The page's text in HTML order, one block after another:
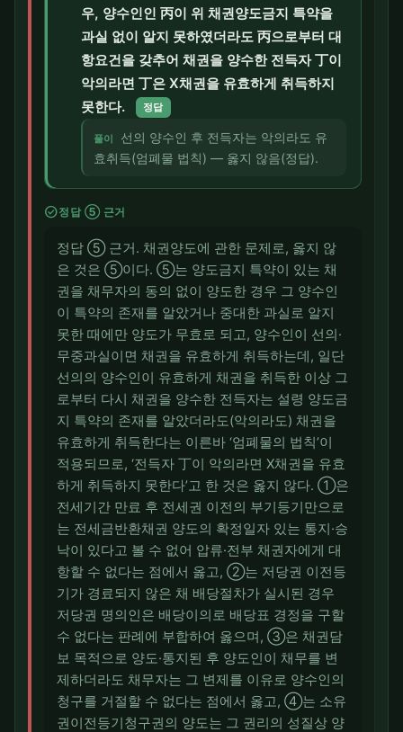
우, 양수인인 丙이 위 채권양도금지 특약을
과실 없이 알지 못하였더라도 丙으로부터 대
항요건을 갖추어 채권을 양수한 전득자 丁이
악의라면 丁은 X채권을 유효하게 취득하지
못한다.
정답
풀이
선의 양수인 후 전득자는 악의라도 유
효취득(엄폐물 법칙) — 옳지 않음(정답).
check_circle정답 ⑤ 근거
정답 ⑤ 근거. 채권양도에 관한 문제로, 옳지 않
은 것은 ⑤이다. ⑤는 양도금지 특약이 있는 채
권을 채무자의 동의 없이 양도한 경우 그 양수인
이 특약의 존재를 알았거나 중대한 과실로 알지
못한 때에만 양도가 무효로 되고, 양수인이 선의·
무중과실이면 채권을 유효하게 취득하는데, 일단
선의의 양수인이 유효하게 채권을 취득한 이상 그
로부터 다시 채권을 양수한 전득자는 설령 양도금
지 특약의 존재를 알았더라도(악의라도) 채권을
유효하게 취득한다는 이른바 ‘엄폐물의 법칙’이
적용되므로, ‘전득자 丁이 악의라면 X채권을 유효
하게 취득하지 못한다’고 한 것은 옳지 않다. ①은
전세기간 만료 후 전세권 이전의 부기등기만으로
는 전세금반환채권 양도의 확정일자 있는 통지·승
낙이 있다고 볼 수 없어 압류·전부 채권자에게 대
항할 수 없다는 점에서 옳고, ②는 저당권 이전등
기가 경료되지 않은 채 배당절차가 실시된 경우
저당권 명의인은 배당이의로 배당표 경정을 구할
수 없다는 판례에 부합하여 옳으며, ③은 채권담
보 목적으로 양도·통지된 후 양도인이 채무를 변
제하더라도 채무자는 그 변제를 이유로 양수인의
청구를 거절할 수 없다는 점에서 옳고, ④는 소유
권이전등기청구권의 양도는 그 권리의 성질상 양